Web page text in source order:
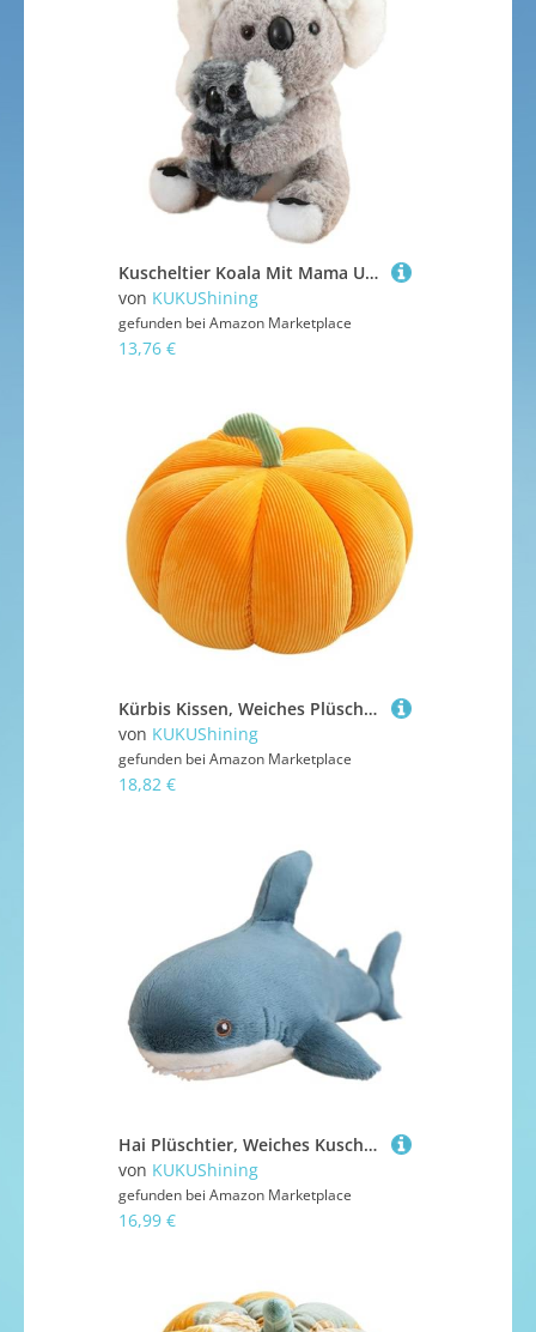
Kuscheltier Koala Mit Mama Und Baby, Weiche Plüschtier Kuschelige Koalas Stofftier Puppe Flauschiges Kawaii Plüsch Spielzeug Für Spielende
von KUKUShining
gefunden bei Amazon Marketplace
13,76 €
Kürbis Kissen, Weiches Plüschtier Halloween Kopfkissen Stofftier Dekokissen Flauschiges Süßes Plüsch Spielzeug Für Festliche Dekoration(Orange,35cm/13.8in)
von KUKUShining
gefunden bei Amazon Marketplace
18,82 €
Hai Plüschtier, Weiches Kuscheliges Stofftierkissen Süßes Plüschtier Bequemes Schlafkissen for Kinderdekoration(80cm/31.5in)
von KUKUShining
gefunden bei Amazon Marketplace
16,99 €